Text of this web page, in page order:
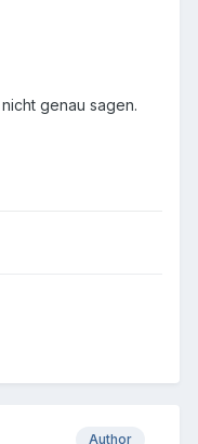
genau sagen.
Author